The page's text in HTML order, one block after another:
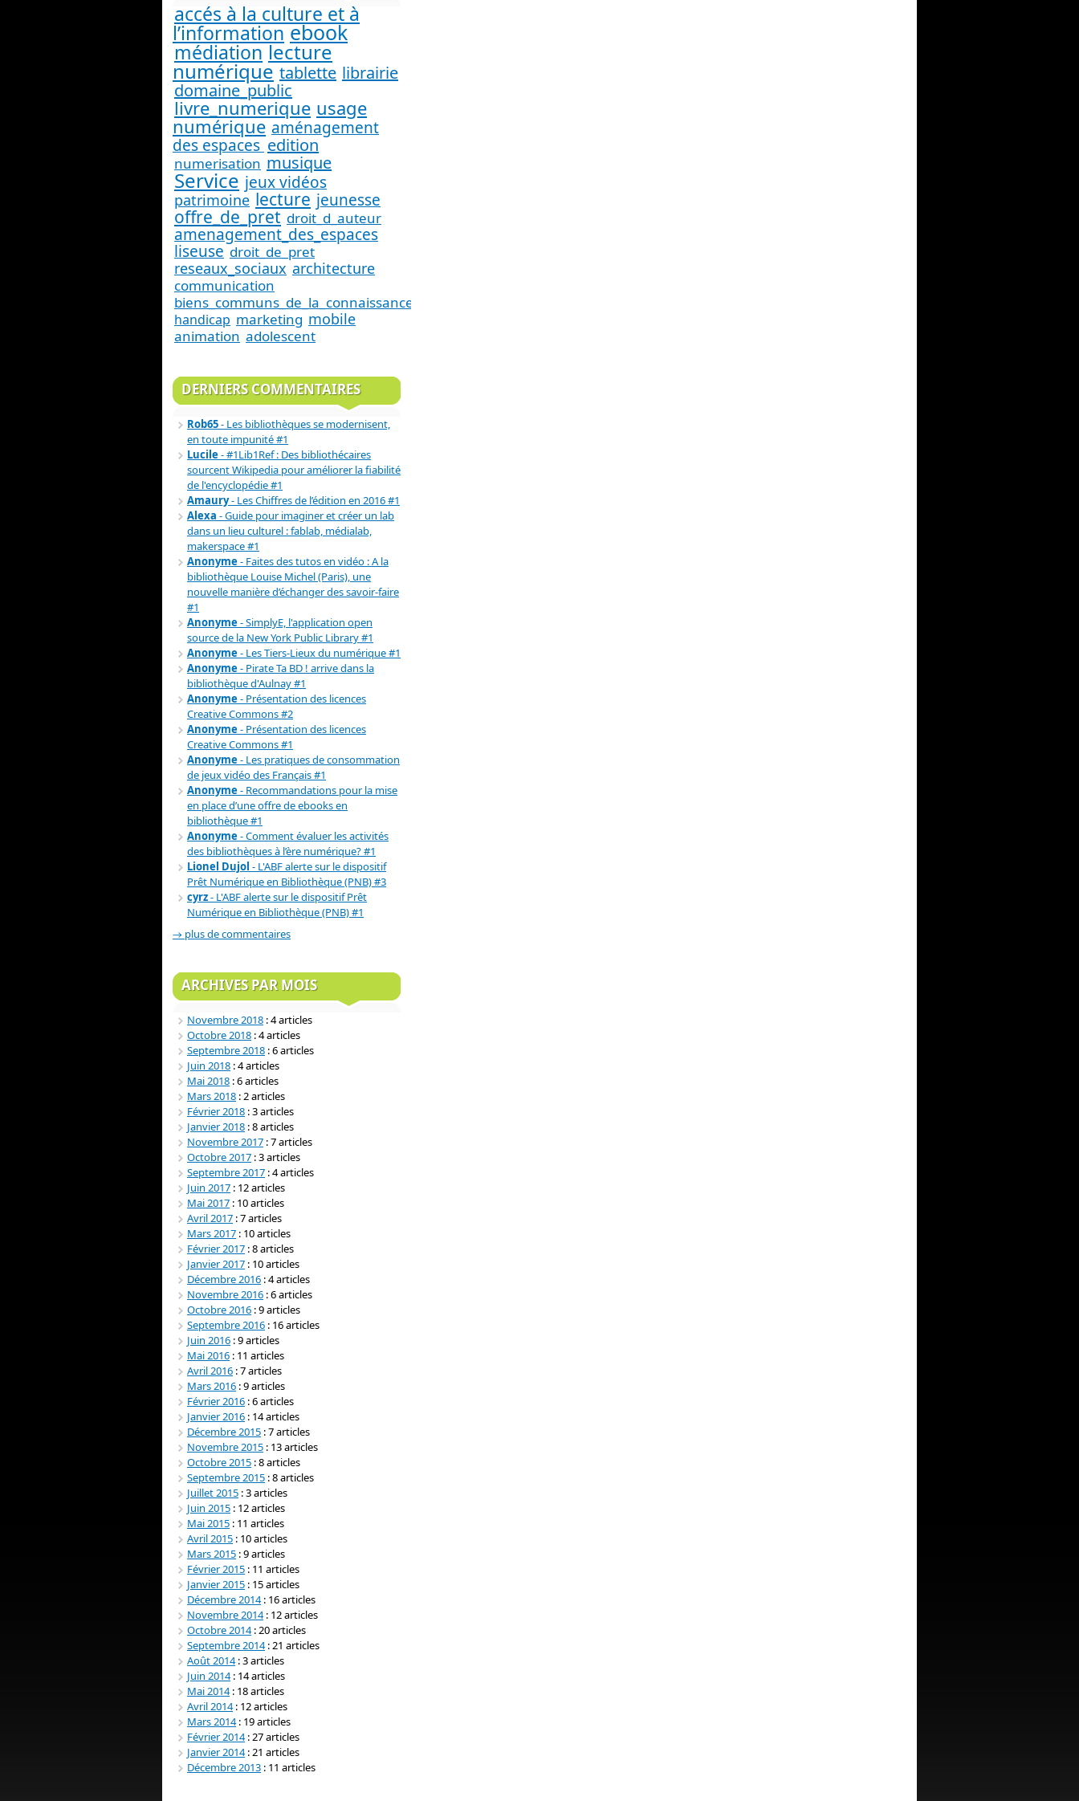
accés à la culture et à
l’information ebook
médiation lecture
numérique tablette librairie
domaine_public
livre_numerique usage
numérique aménagement
des espaces edition
numerisation musique
Service jeux vidéos
patrimoine lecture jeunesse
offre_de_pret droit_d_auteur
amenagement_des_espaces
liseuse droit_de_pret
reseaux_sociaux architecture
communication
biens_communs_de_la_connaissance
handicap marketing mobile
animation adolescent
DERNIERS COMMENTAIRES
Rob65- Les bibliothèques se modernisent,
en toute impunité #1
Lucile- #1Lib1Ref : Des bibliothécaires
sourcent Wikipedia pour améliorer la fiabilité
de l'encyclopédie #1
Amaury- Les Chiffres de l’édition en 2016 #1
Alexa - Guide pour imaginer et créer un lab
dans un lieu culturel : fablab, médialab,
makerspace #1
Anonyme- Faites des tutos en vidéo : A la
bibliothèque Louise Michel (Paris), une
nouvelle manière d’échanger des savoir-faire
#1
Anonyme- SimplyE, l'application open
source de la New York Public Library #1
Anonyme- Les Tiers-Lieux du numérique #1
Anonyme- Pirate Ta BD ! arrive dans la
bibliothèque d'Aulnay #1
Anonyme- Présentation des licences
Creative Commons #2
Anonyme- Présentation des licences
Creative Commons #1
Anonyme- Les pratiques de consommation
de jeux vidéo des Français #1
Anonyme- Recommandations pour la mise
en place d’une offre de ebooks en
bibliothèque #1
Anonyme- Comment évaluer les activités
des bibliothèques à l’ère numérique? #1
Lionel Dujol - L'ABF alerte sur le dispositif
Prêt Numérique en Bibliothèque (PNB) #3
cyrz- L'ABF alerte sur le dispositif Prêt
Numérique en Bibliothèque (PNB) #1
→ plus de commentaires
ARCHIVES PAR MOIS
Novembre 2018 : 4 articles
Octobre 2018 : 4 articles
Septembre 2018 : 6 articles
Juin 2018 : 4 articles
Mai 2018 : 6 articles
Mars 2018 : 2 articles
Février 2018 : 3 articles
Janvier 2018 : 8 articles
Novembre 2017 : 7 articles
Octobre 2017 : 3 articles
Septembre 2017 : 4 articles
Juin 2017 : 12 articles
Mai 2017 : 10 articles
Avril 2017 : 7 articles
Mars 2017 : 10 articles
Février 2017 : 8 articles
Janvier 2017 : 10 articles
Décembre 2016 : 4 articles
Novembre 2016 : 6 articles
Octobre 2016 : 9 articles
Septembre 2016 : 16 articles
Juin 2016 : 9 articles
Mai 2016 : 11 articles
Avril 2016 : 7 articles
Mars 2016 : 9 articles
Février 2016 : 6 articles
Janvier 2016 : 14 articles
Décembre 2015 : 7 articles
Novembre 2015 : 13 articles
Octobre 2015 : 8 articles
Septembre 2015 : 8 articles
Juillet 2015 : 3 articles
Juin 2015 : 12 articles
Mai 2015 : 11 articles
Avril 2015 : 10 articles
Mars 2015 : 9 articles
Février 2015 : 11 articles
Janvier 2015 : 15 articles
Décembre 2014: 16 articles
Novembre 2014: 12 articles
Octobre 2014: 20 articles
Septembre 2014: 21 articles
Août 2014: 3 articles
Juin 2014: 14 articles
Mai 2014: 18 articles
Avril 2014: 12 articles
Mars 2014: 19 articles
Février 2014: 27 articles
Janvier 2014: 21 articles
Décembre 2013 : 11 articles